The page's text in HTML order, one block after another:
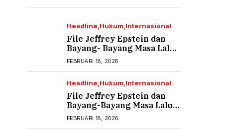
Headline Hukum Internasional
File Jeffrey Epstein dan
Bayang- Bayang Masa Lalu
yang Tak Pernah Usai (2)
FEBRUARI 18, 2026
Headline Hukum Internasional
File Jeffrey Epstein dan
Bayang-Bayang Masa Lalu
yang Tak Pernah Usai (1)
FEBRUARI 18, 2026